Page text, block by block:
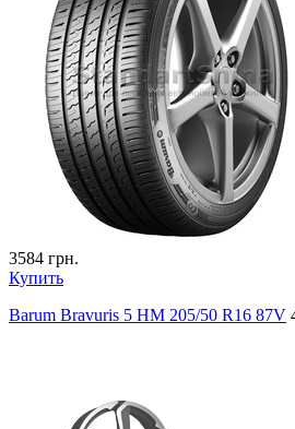
3584 грн.
Купить
Barum Bravuris 5 HM 205/50 R16 87V